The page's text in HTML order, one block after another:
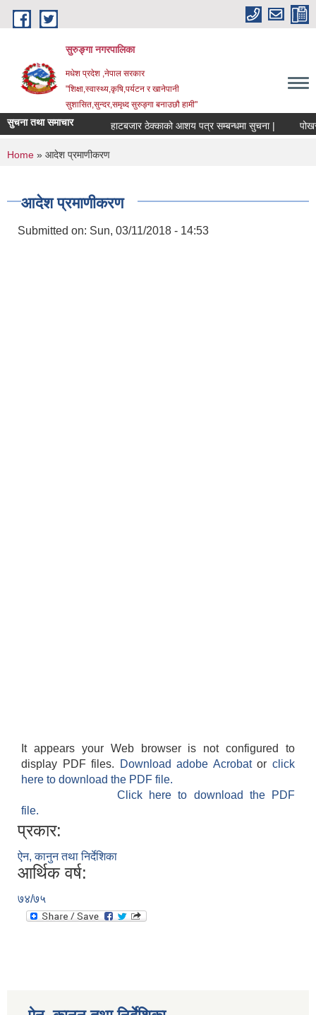
Skip to main content
सुरुङ्‍गा नगरपालिका
मधेश प्रदेश ,नेपाल सरकार
"शिक्षा,स्वास्थ्य,कृषि,पर्यटन र खानेपानी
सुशासित,सुन्दर,समृध्द सुरुङ्गा बनाउछौ हामी"
सुचना तथा समाचार हाटबजार ठेक्काको आशय पत्र सम्बन्धमा सुचना |
You are here
Home » आदेश प्रमाणीकरण
आदेश प्रमाणीकरण
Submitted on: Sun, 03/11/2018 - 14:53
It appears your Web browser is not configured to
display PDF files.
Download adobe Acrobatorclick
here to download the PDF file.
Click here to download the PDF
file.
प्रकार:
ऐन, कानुन तथा निर्देशिका
आर्थिक वर्ष:
७४/७५